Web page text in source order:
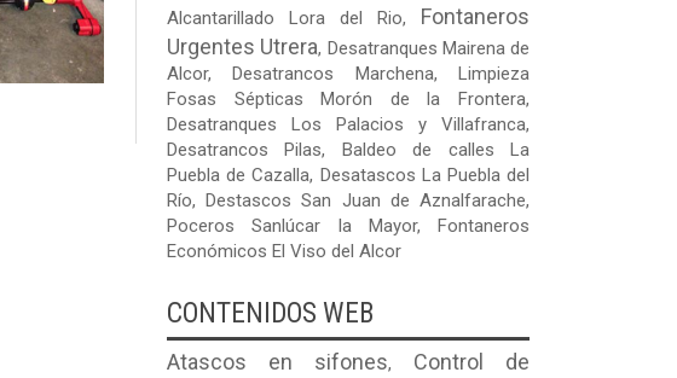
Alcantarillado Lora del Rio, Fontaneros
Urgentes Utrera, Desatranques Mairena de
Alcor,Desatrancos Marchena,Limpieza
Fosas Sépticas Morón de la Frontera,
Desatranques Los Palacios y Villafranca,
Desatrancos Pilas, Baldeo de calles La
Puebla de Cazalla, Desatascos La Puebla del
Río,Destascos San Juan de Aznalfarache,
Poceros Sanlúcar la Mayor, Fontaneros
Económicos El Viso del Alcor
CONTENIDOS WEB
Atascos en sifones, Control de